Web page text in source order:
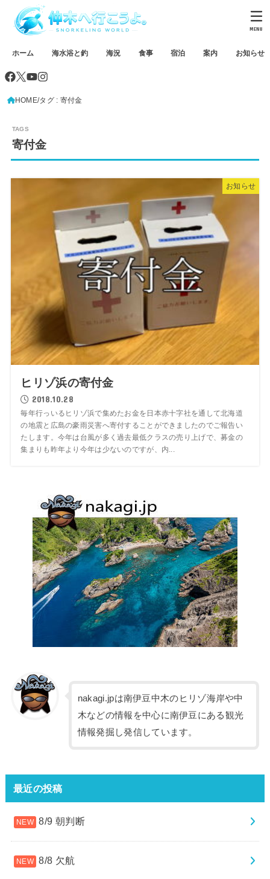
ホーム 海水浴と釣 海況 食事 宿泊 案内 お知らせ
MENU
HOME タグ : 寄付金
寄付金
お知らせ
ヒリゾ浜の寄付金
2018.10.28
毎年行っいるヒリゾ浜で集めたお金を日本赤十字社を通して北海道
の地震と広島の豪雨災害へ寄付することができましたのでご報告い
たします。今年は台風が多く過去最低クラスの売り上げで、募金の
集まりも昨年より今年は少ないのですが、内...
nakagi.jpは南伊豆中木のヒリゾ海岸や中
木などの情報を中心に南伊豆にある観光
情報発掘し発信しています。
最近の投稿
8/9 朝判断
8/8 欠航